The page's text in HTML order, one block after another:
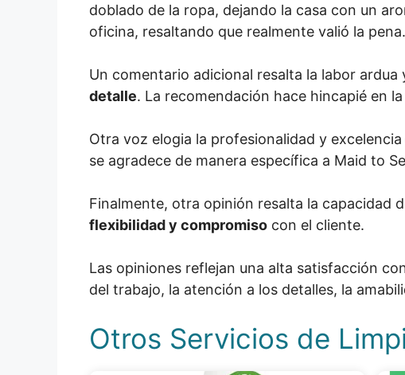
doblado de la ropa, dejando la casa con un
oficina, resaltando que realmente valió la pena.
Un comentario adicional resalta la labor
detalle. La recomendación hace hincapié en
Otra voz elogia la profesionalidad y
se agradece de manera específica a Maid to
Finalmente, otra opinión resalta la capacidad
flexibilidad y compromiso con el cliente.
Las opiniones reflejan una alta satisfacción
del trabajo, la atención a los detalles, la
Otros Servicios de